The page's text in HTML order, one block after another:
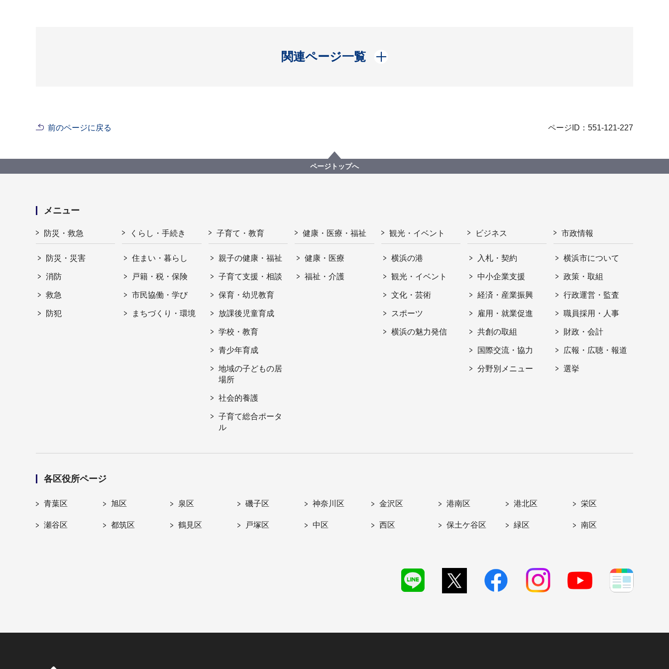
関連ページ一覧
開く
前のページに戻る ページID：551-121-227
ページトップへ
メニュー
防災・救急
防災・災害
消防
救急
防犯
くらし・手続き
住まい・暮らし
戸籍・税・保険
市民協働・学び
まちづくり・環境
子育て・教育
親子の健康・福祉
子育て支援・相談
保育・幼児教育
放課後児童育成
学校・教育
青少年育成
地域の子どもの居
場所
社会的養護
子育て総合ポータ
ル
健康・医療・福祉
健康・医療
福祉・介護
観光・イベント
横浜の港
観光・イベント
文化・芸術
スポーツ
横浜の魅力発信
ビジネス
入札・契約
中小企業支援
経済・産業振興
雇用・就業促進
共創の取組
国際交流・協力
分野別メニュー
市政情報
横浜市について
政策・取組
行政運営・監査
職員採用・人事
財政・会計
広報・広聴・報道
選挙
各区役所ページ
青葉区 旭区 泉区 磯子区 神奈川区 金沢区 港南区 港北区 栄区
瀬谷区 都筑区 鶴見区 戸塚区 中区 西区 保土ケ谷区 緑区 南区